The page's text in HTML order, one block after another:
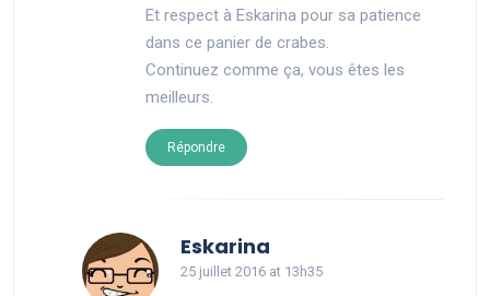
Et respect à Eskarina pour sa patience
dans ce panier de crabes.
Continuez comme ça, vous êtes les
meilleurs.
Répondre
Eskarina
25 juillet 2016 at 13h35